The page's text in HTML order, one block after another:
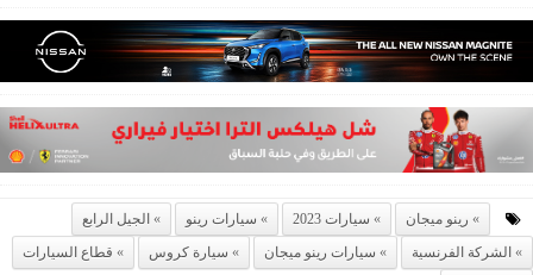
رينو ميجان سيارات 2023 سيارات رينو
الجيل الرابع
الشركة الفرنسية
سيارات رينو ميجان سيارة كروس
قطاع السيارات